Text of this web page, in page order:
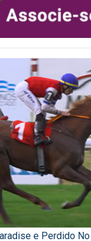
e Perdido